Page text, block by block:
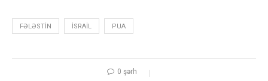
FƏLƏSTIN ISRAIL PUA
0 şərh